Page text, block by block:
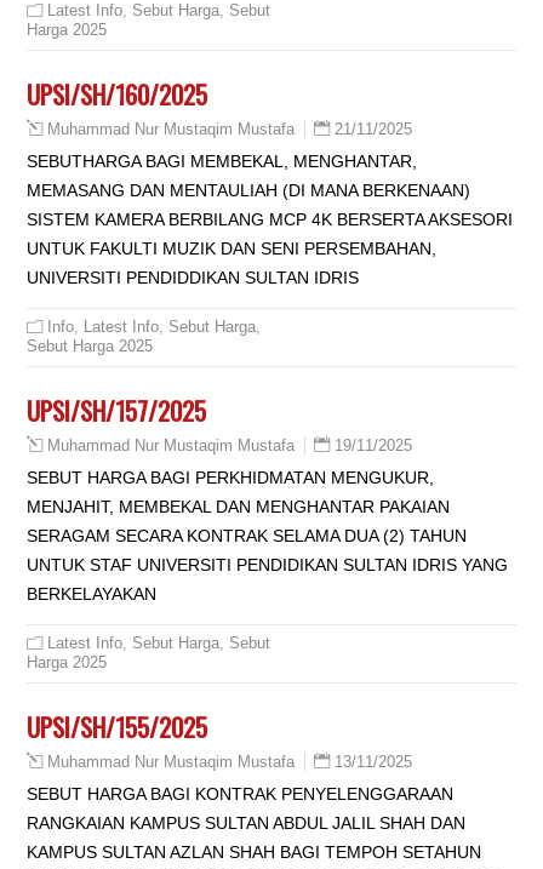
Latest Info, Sebut Harga, Sebut
Harga 2025
UPSI/SH/160/2025
Muhammad Nur Mustaqim Mustafa 21/11/2025
SEBUTHARGA BAGI MEMBEKAL, MENGHANTAR,
MEMASANG DAN MENTAULIAH (DI MANA BERKENAAN)
SISTEM KAMERA BERBILANG MCP 4K BERSERTA AKSESORI
UNTUK FAKULTI MUZIK DAN SENI PERSEMBAHAN,
UNIVERSITI PENDIDDIKAN SULTAN IDRIS
Info, Latest Info, Sebut Harga,
Sebut Harga 2025
UPSI/SH/157/2025
Muhammad Nur Mustaqim Mustafa 19/11/2025
SEBUT HARGA BAGI PERKHIDMATAN MENGUKUR,
MENJAHIT, MEMBEKAL DAN MENGHANTAR PAKAIAN
SERAGAM SECARA KONTRAK SELAMA DUA (2) TAHUN
UNTUK STAF UNIVERSITI PENDIDIKAN SULTAN IDRIS YANG
BERKELAYAKAN
Latest Info, Sebut Harga, Sebut
Harga 2025
UPSI/SH/155/2025
Muhammad Nur Mustaqim Mustafa 13/11/2025
SEBUT HARGA BAGI KONTRAK PENYELENGGARAAN
RANGKAIAN KAMPUS SULTAN ABDUL JALIL SHAH DAN
KAMPUS SULTAN AZLAN SHAH BAGI TEMPOH SETAHUN